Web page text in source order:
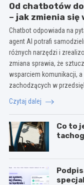
Od chatbotów
– jak zmienia
inteligencji w
Chatbot odpowiada na
agent AI potrafi
różnych narzędzi i
zmiana sprawia, że
wsparciem komunikacji,
zachodzących w
Czytaj dalej
Co to